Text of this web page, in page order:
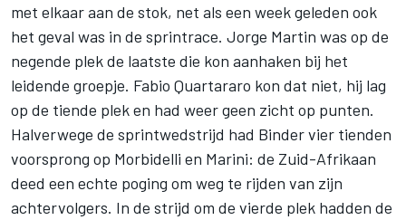
met elkaar aan de stok, net als een week geleden ook
het geval was in de sprintrace. Jorge Martin was op de
negende plek de laatste die kon aanhaken bij het
leidende groepje. Fabio Quartararo kon dat niet, hij lag
op de tiende plek en had weer geen zicht op punten.
Halverwege de sprintwedstrijd had Binder vier tienden
voorsprong op Morbidelli en Marini: de Zuid-Afrikaan
deed een echte poging om weg te rijden van zijn
achtervolgers. In de strijd om de vierde plek hadden de